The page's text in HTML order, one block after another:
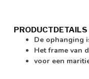
PRODUCTDETAILS
De ophanging
Het frame van
voor een